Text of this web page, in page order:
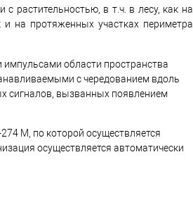
растительностью, в т.ч. в лесу, как на
и на протяженных участках периметра
области пространства
с чередованием вдоль
сигналов, вызванных появлением
М, по которой осуществляется
осуществляется автоматически